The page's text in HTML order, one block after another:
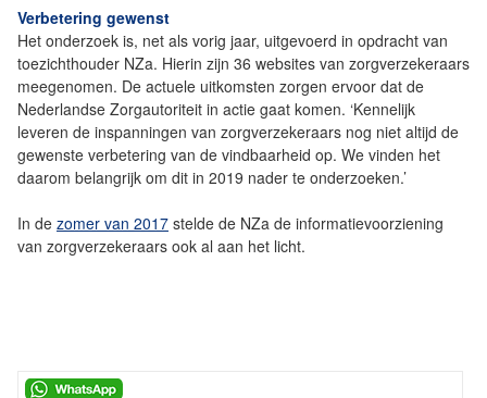
Verbetering gewenst
Het onderzoek is, net als vorig jaar, uitgevoerd in opdracht van
toezichthouder NZa. Hierin zijn 36 websites van zorgverzekeraars
meegenomen. De actuele uitkomsten zorgen ervoor dat de
Nederlandse Zorgautoriteit in actie gaat komen. ‘Kennelijk
leveren de inspanningen van zorgverzekeraars nog niet altijd de
gewenste verbetering van de vindbaarheid op. We vinden het
daarom belangrijk om dit in 2019 nader te onderzoeken.’
In de zomer van 2017 stelde de NZa de informatievoorziening
van zorgverzekeraars ook al aan het licht.